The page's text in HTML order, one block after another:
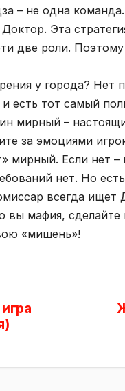
– не одна команда.
Эта
две роли.
у города? Нет
есть тот самый
мирный –
за эмоциями
мирный. Если нет
нет. Но
всегда ищет
вы мафия,
«мишень»!